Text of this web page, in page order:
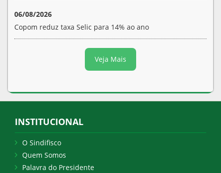
06/08/2026
Copom reduz taxa Selic para 14% ao ano
Veja Mais
INSTITUCIONAL
O Sindifisco
Quem Somos
Palavra do Presidente